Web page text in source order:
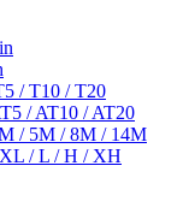
/ T10 / T20
/ AT10 / AT20
/ 5M / 8M / 14M
/ L / H / XH